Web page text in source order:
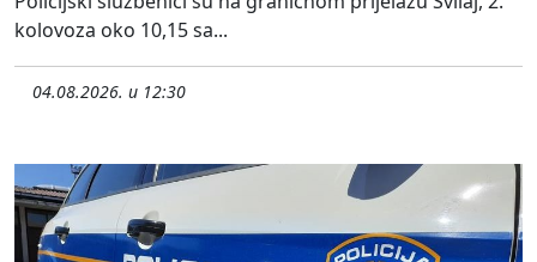
kolovoza oko 10,15 sa...
04.08.2026. u 12:30